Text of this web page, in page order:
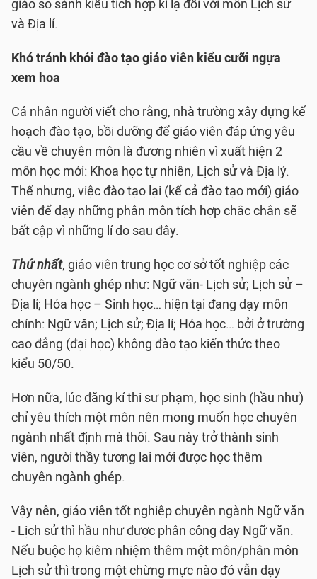
giáo so sánh kiểu tích hợp kì lạ đối với môn Lịch sử
và Địa lí.
Khó tránh khỏi đào tạo giáo viên kiểu cưỡi ngựa
xem hoa
Cá nhân người viết cho rằng, nhà trường xây dựng kế
hoạch đào tạo, bồi dưỡng để giáo viên đáp ứng yêu
cầu về chuyên môn là đương nhiên vì xuất hiện 2
môn học mới: Khoa học tự nhiên, Lịch sử và Địa lý.
Thế nhưng, việc đào tạo lại (kể cả đào tạo mới) giáo
viên để dạy những phân môn tích hợp chắc chắn sẽ
bất cập vì những lí do sau đây.
Thứ nhất, giáo viên trung học cơ sở tốt nghiệp các
chuyên ngành ghép như: Ngữ văn- Lịch sử; Lịch sử –
Địa lí; Hóa học – Sinh học… hiện tại đang dạy môn
chính: Ngữ văn; Lịch sử; Địa lí; Hóa học… bởi ở trường
cao đẳng (đại học) không đào tạo kiến thức theo
kiểu 50/50.
Hơn nữa, lúc đăng kí thi sư phạm, học sinh (hầu như)
chỉ yêu thích một môn nên mong muốn học chuyên
ngành nhất định mà thôi. Sau này trở thành sinh
viên, người thầy tương lai mới được học thêm
chuyên ngành ghép.
Vậy nên, giáo viên tốt nghiệp chuyên ngành Ngữ văn
- Lịch sử thì hầu như được phân công dạy Ngữ văn.
Nếu buộc họ kiêm nhiệm thêm một môn/phân môn
Lịch sử thì trong một chừng mực nào đó vẫn dạy